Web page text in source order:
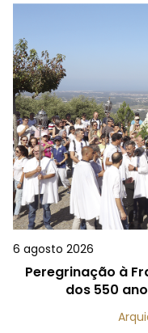
6 agosto 2026
Peregrinação à
dos 550